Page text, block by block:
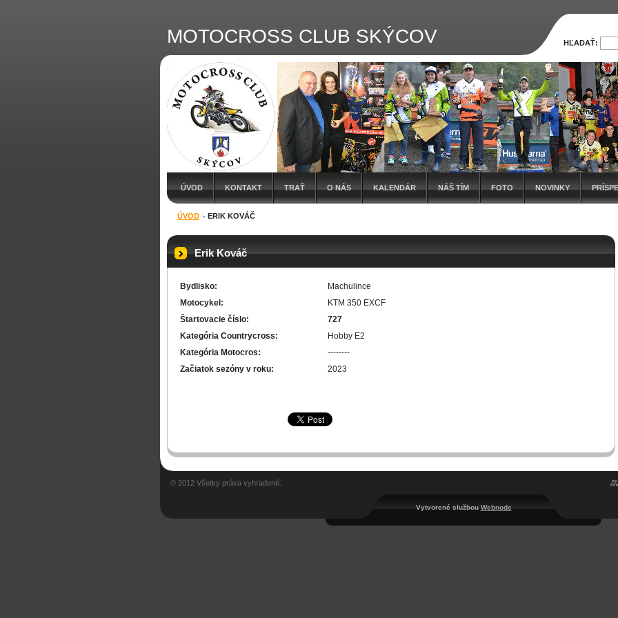
MOTOCROSS CLUB SKÝCOV
ÚVOD KONTAKT TRAŤ O NÁS KALENDÁR NÁŠ TÍM FOTO NOVINKY
ÚVOD ERIK KOVÁČ
Erik Kováč
Bydlisko:
Machulince
Motocykel:
KTM 350 EXCF
Štartovacie číslo:
727
Kategória Countrycross:
Hobby E2
Kategória Motocros:
--------
Začiatok sezóny v roku:
2023
HĽADAŤ:
© 2012 Všetky práva vyhradené.
Vytvorené službou Webnode